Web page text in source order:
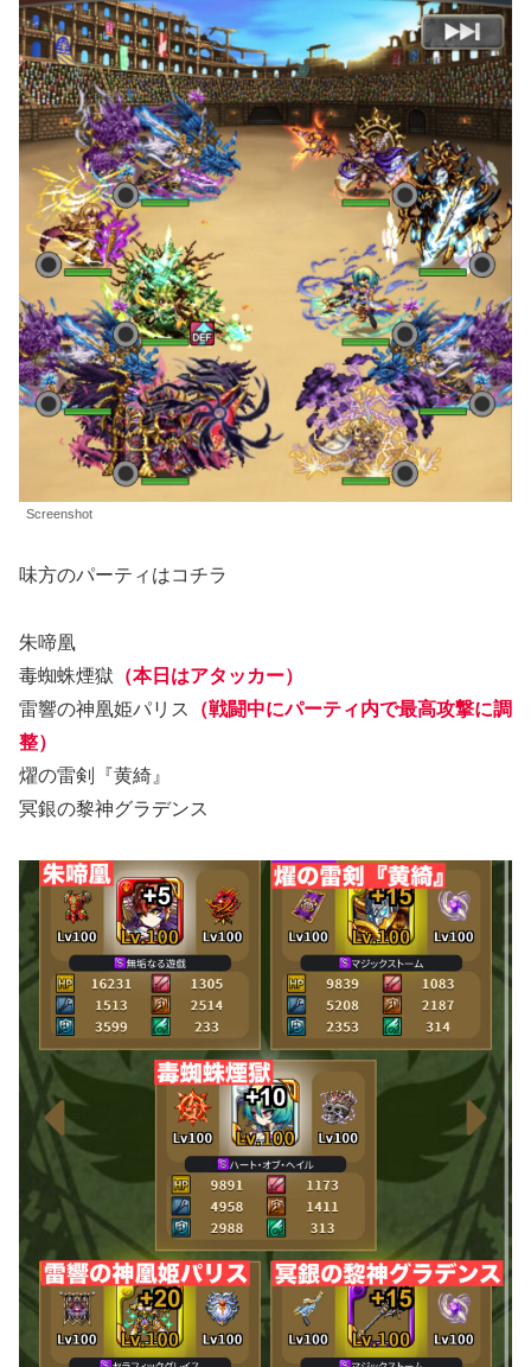
Screenshot
味方のパーティはコチラ
朱啼凰
毒蜘蛛煙獄 （本日はアタッカー）
雷響の神凰姫パリス
（戦闘中にパーティ内で最高攻撃に調
整）
燿の雷剣『黄綺』
冥銀の黎神グラデンス